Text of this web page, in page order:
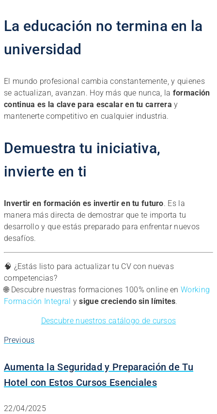
La educación no termina en la
universidad
El mundo profesional cambia constantemente, y quienes
se actualizan, avanzan. Hoy más que nunca, la formación
continua es la clave para escalar en tu carrera y
mantenerte competitivo en cualquier industria.
Demuestra tu iniciativa,
invierte en ti
Invertir en formación es invertir en tu futuro. Es la
manera más directa de demostrar que te importa tu
desarrollo y que estás preparado para enfrentar nuevos
desafíos.
🧠 ¿Estás listo para actualizar tu CV con nuevas
competencias?
🌐 Descubre nuestras formaciones 100% online enWorking
Formación Integral ysigue creciendo sin límites.
Descubre nuestros catálogo de cursos
Previous
Aumenta la Seguridad y Preparación de Tu
Hotel con Estos Cursos Esenciales
22/04/2025